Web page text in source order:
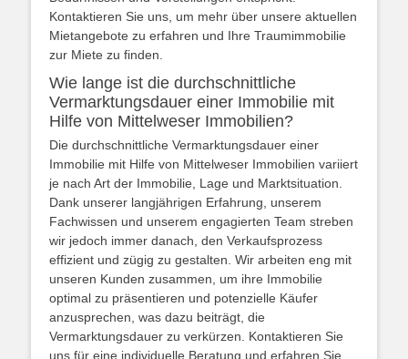
Kontaktieren Sie uns, um mehr über unsere aktuellen
Mietangebote zu erfahren und Ihre Traumimmobilie
zur Miete zu finden.
Wie lange ist die durchschnittliche
Vermarktungsdauer einer Immobilie mit
Hilfe von Mittelweser Immobilien?
Die durchschnittliche Vermarktungsdauer einer
Immobilie mit Hilfe von Mittelweser Immobilien variiert
je nach Art der Immobilie, Lage und Marktsituation.
Dank unserer langjährigen Erfahrung, unserem
Fachwissen und unserem engagierten Team streben
wir jedoch immer danach, den Verkaufsprozess
effizient und zügig zu gestalten. Wir arbeiten eng mit
unseren Kunden zusammen, um ihre Immobilie
optimal zu präsentieren und potenzielle Käufer
anzusprechen, was dazu beiträgt, die
Vermarktungsdauer zu verkürzen. Kontaktieren Sie
uns für eine individuelle Beratung und erfahren Sie